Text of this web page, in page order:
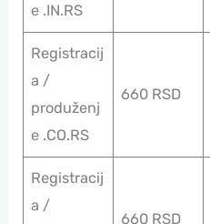
e .IN.RS
Registracij
a /
produženj
e .CO.RS
660 RSD
Registracij
a /
660 RSD